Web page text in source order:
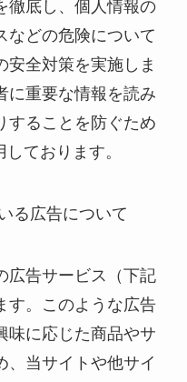
徹底し、個人情報の
などの危険について
安全対策を実施しま
に重要な情報を読み
することを防ぐため
ております。
る広告について
広告サービス（下記
す。このような広告
味に応じた商品やサ
、当サイトや他サイ